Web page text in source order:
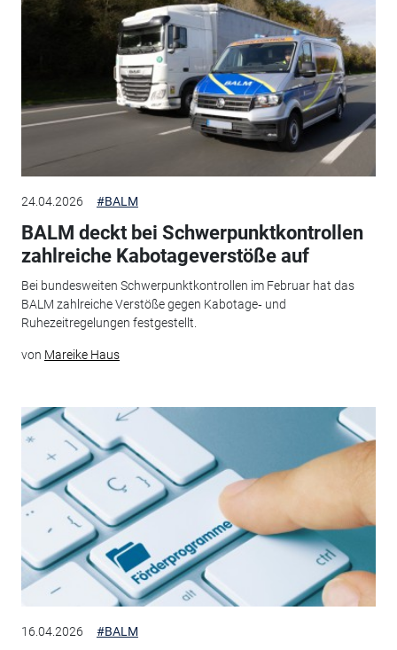
24.04.2026 #BALM
BALM deckt bei Schwerpunktkontrollen
zahlreiche Kabotageverstöße auf
Bei bundesweiten Schwerpunktkontrollen im Februar hat das
BALM zahlreiche Verstöße gegen Kabotage‑ und
Ruhezeitregelungen festgestellt.
von Mareike Haus
16.04.2026 #BALM